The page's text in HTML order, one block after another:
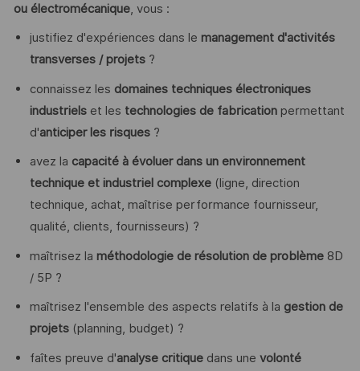
ou électromécanique, vous :
justifiez d'expériences dans le management d'activités
transverses / projets?
connaissez les domaines techniques électroniques
industrielset les technologies de fabrication permettant
d'anticiper les risques ?
avez la capacité à évoluer dans un environnement
technique et industriel complexe(ligne, direction
technique, achat, maîtrise performance fournisseur,
qualité, clients, fournisseurs) ?
maîtrisez la méthodologie de résolution de problème8D
/ 5P ?
maîtrisez l'ensemble des aspects relatifs à la gestion de
projets(planning, budget) ?
faîtes preuve d'analyse critique dans une volonté